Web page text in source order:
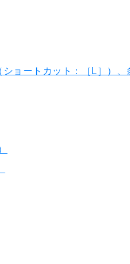
ョートカット：［L］）、